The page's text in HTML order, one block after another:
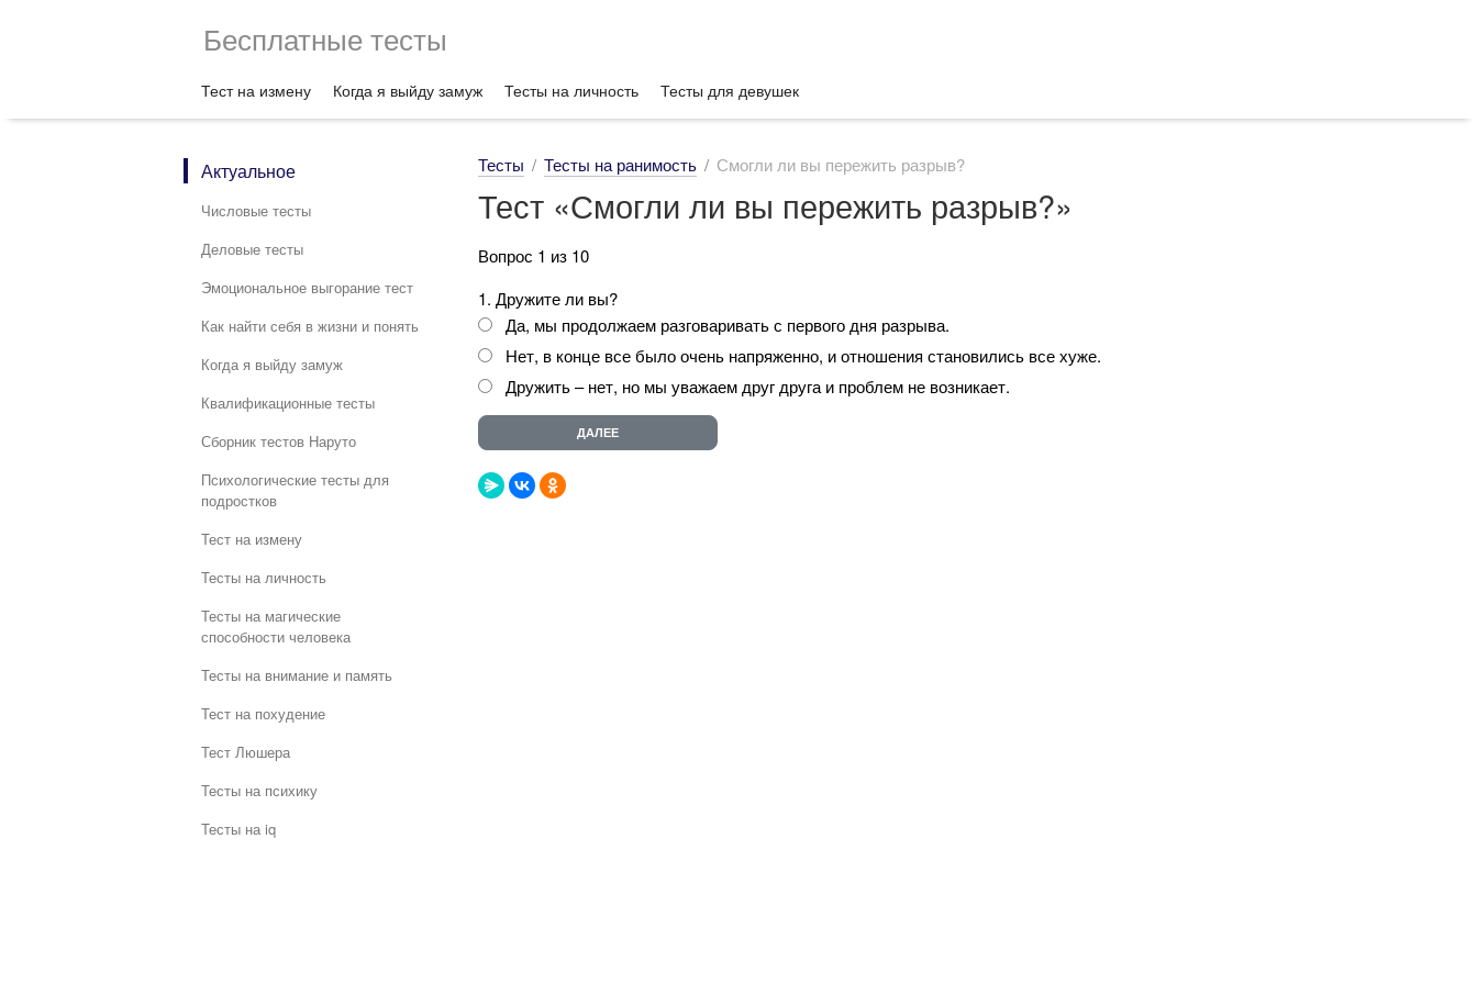
Бесплатные тесты
Тест на измену Когда я выйду замуж Тесты на личность Тесты для девушек
Актуальное
Числовые тесты
Деловые тесты
Эмоциональное выгорание тест
Как найти себя в жизни и понять
Когда я выйду замуж
Квалификационные тесты
Сборник тестов Наруто
Психологические тесты для
подростков
Тест на измену
Тесты на личность
Тесты на магические
способности человека
Тесты на внимание и память
Тест на похудение
Тест Люшера
Тесты на психику
Тесты на iq
Тесты Тесты на ранимость Смогли ли вы пережить разрыв?
Тест «Смогли ли вы пережить разрыв?»
Вопрос 1 из 10
1. Дружите ли вы?
Да, мы продолжаем разговаривать с первого дня разрыва.
Нет, в конце все было очень напряженно, и отношения становились все хуже.
Дружить – нет, но мы уважаем друг друга и проблем не возникает.